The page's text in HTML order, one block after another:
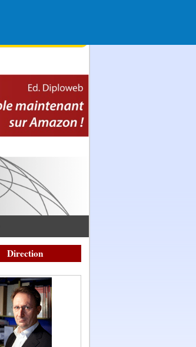
Direction